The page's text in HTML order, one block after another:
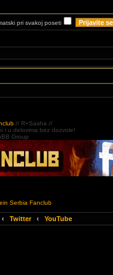
pri svakoj poseti
// R+Sasha //
i u delovima bez dozvole!
Group
Serbia Fanclub
‹ Twitter ‹ YouTube